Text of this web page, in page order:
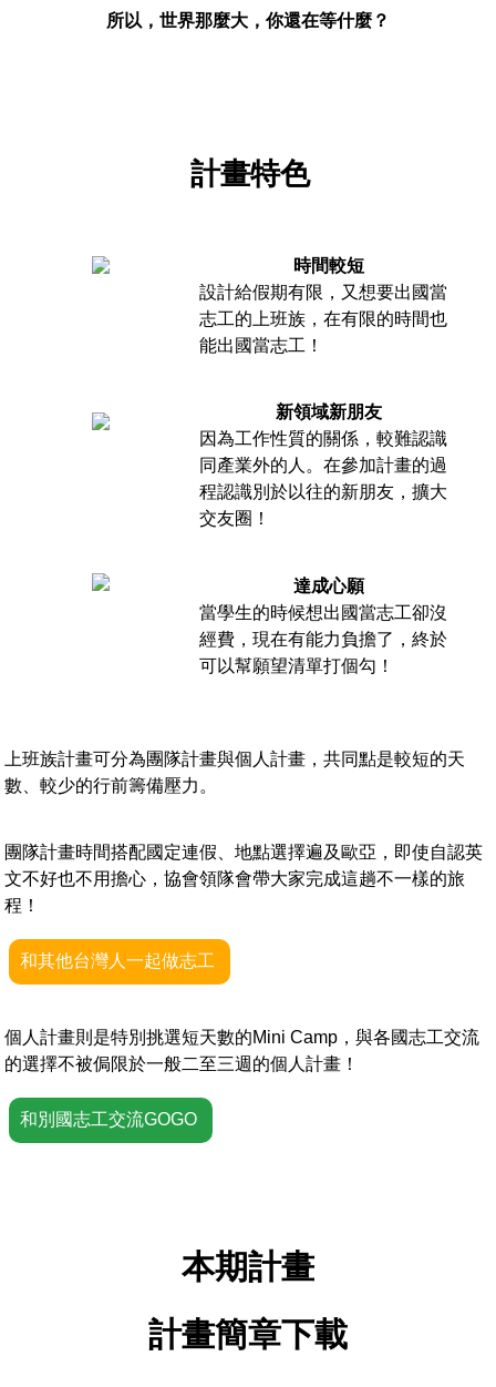
所以，世界那麼大，你還在等什麼？
計畫特色
時間較短
設計給假期有限，又想要出國當
志工的上班族，在有限的時間也
能出國當志工！
新領域新朋友
因為工作性質的關係，較難認識
同產業外的人。在參加計畫的過
程認識別於以往的新朋友，擴大
交友圈！
達成心願
當學生的時候想出國當志工卻沒
經費，現在有能力負擔了，終於
可以幫願望清單打個勾！
上班族計畫可分為團隊計畫與個人計畫， 共同點是較短的天
數、較少的行前籌備壓力。
團隊計畫時間搭配國定連假、地點選擇遍及歐亞，即使自認英
文不好也不用擔心，協會領隊會帶大家完成這趟不一樣的旅
程！
和其他台灣人一起做志工
個人計畫則是特別挑選短天數的Mini Camp，與各國志工交流
的選擇不被侷限於一般二至三週的個人計畫！
和別國志工交流GOGO
本期計畫
計畫簡章下載